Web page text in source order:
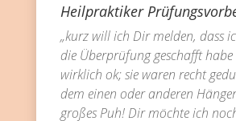
Heilpraktiker
„kurz will ich Dir melden, dass
die Überprüfung geschafft
wirklich ok; sie waren recht
dem einen oder anderen
großes Puh! Dir möchte ich